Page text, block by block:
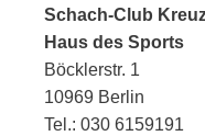
Schach-Club
Haus des Sports
Böcklerstr. 1
10969 Berlin
Tel.: 030 6159191